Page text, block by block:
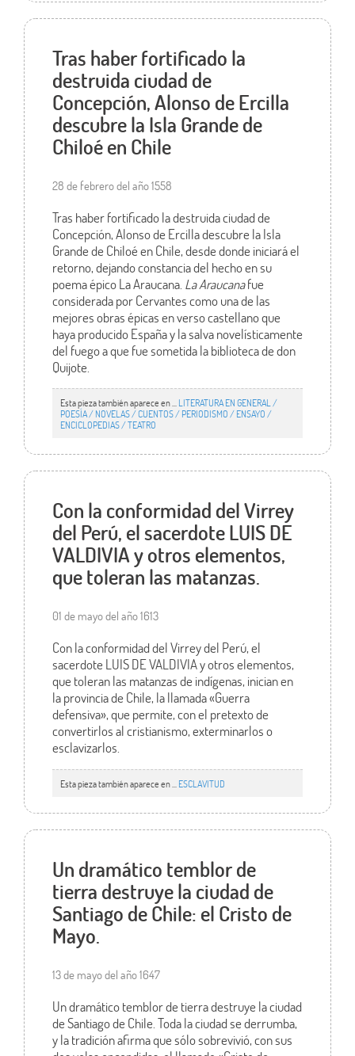
Tras haber fortificado la
destruida ciudad de
Concepción, Alonso de Ercilla
descubre la Isla Grande de
Chiloé en Chile
28 de febrero del año 1558
Tras haber fortificado la destruida ciudad de
Concepción, Alonso de Ercilla descubre la Isla
Grande de Chiloé en Chile, desde donde iniciará el
retorno, dejando constancia del hecho en su
poema épico La Araucana. La Araucanafue
considerada por Cervantes como una de las
mejores obras épicas en verso castellano que
haya producido España y la salva novelísticamente
del fuego a que fue sometida la biblioteca de don
Quijote.
Esta pieza también aparece en ... LITERATURA EN GENERAL /
POESÍA / NOVELAS / CUENTOS / PERIODISMO / ENSAYO /
ENCICLOPEDIAS / TEATRO
Con la conformidad del Virrey
del Perú, el sacerdote LUIS DE
VALDIVIA y otros elementos,
que toleran las matanzas.
01 de mayo del año 1613
Con la conformidad del Virrey del Perú, el
sacerdote LUIS DE VALDIVIA y otros elementos,
que toleran las matanzas de indígenas, inician en
la provincia de Chile, la llamada «Guerra
defensiva», que permite, con el pretexto de
convertirlos al cristianismo, exterminarlos o
esclavizarlos.
Esta pieza también aparece en ... ESCLAVITUD
Un dramático temblor de
tierra destruye la ciudad de
Santiago de Chile: el Cristo de
Mayo.
13 de mayo del año 1647
Un dramático temblor de tierra destruye la ciudad
de Santiago de Chile. Toda la ciudad se derrumba,
y la tradición afirma que sólo sobrevivió, con sus